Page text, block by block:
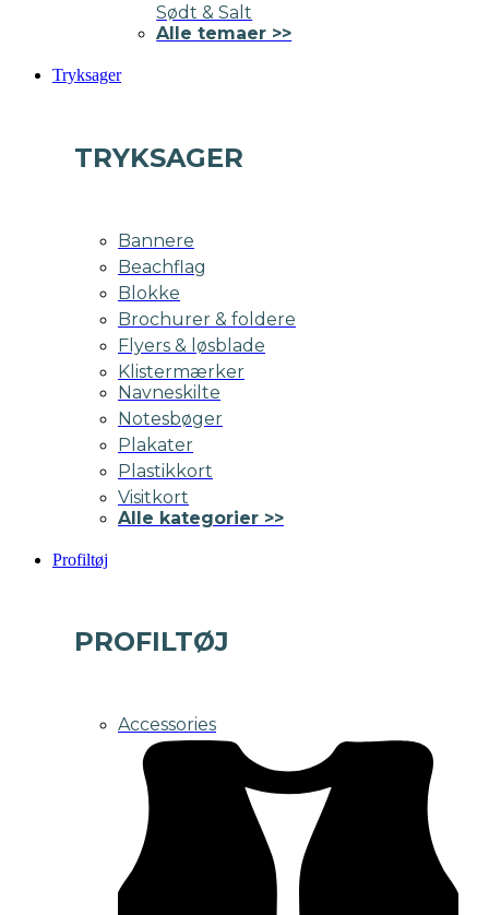
Sødt & Salt
Alle temaer >>
Tryksager
TRYKSAGER
Bannere
Beachflag
Blokke
Brochurer & foldere
Flyers & løsblade
Klistermærker
Navneskilte
Notesbøger
Plakater
Plastikkort
Visitkort
Alle kategorier >>
Profiltøj
PROFILTØJ
Accessories